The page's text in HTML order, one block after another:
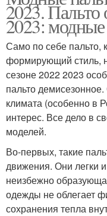
2023. Пальто
2023:
Само по себе пальто,
формирующий стиль,
сезоне 2022 2023
пальто
климата (особенно в
интерес. Все дело в
моделей.
Во-первых, такие
движения. Они легки
неизбежно
одежды не облегает
сохранения тепла